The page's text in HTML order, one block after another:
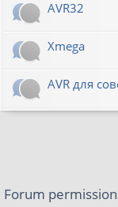
AVR32
Xmega
AVR для
Forum